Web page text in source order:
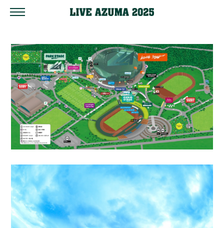
AREA MAP